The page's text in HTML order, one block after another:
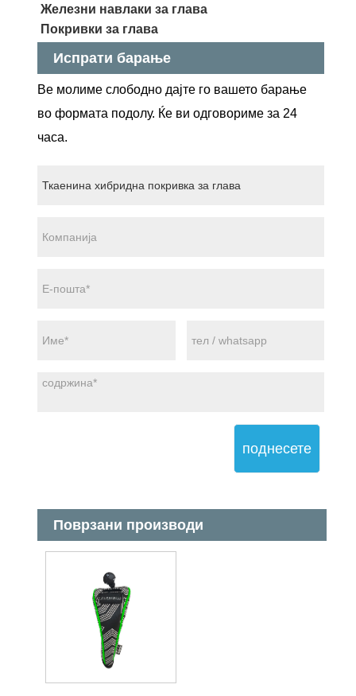
Железни навлаки за глава
Покривки за глава
Испрати барање
Ве молиме слободно дајте го вашето барање
во формата подолу. Ќе ви одговориме за 24
часа.
поднесете
Поврзани производи